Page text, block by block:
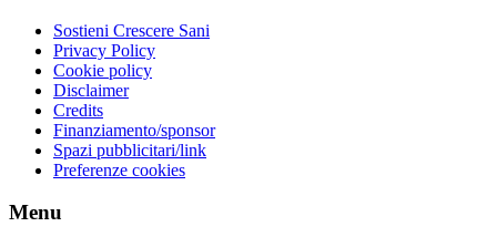
Sostieni Crescere Sani
Privacy Policy
Cookie policy
Disclaimer
Credits
Finanziamento/sponsor
Spazi pubblicitari/link
Preferenze cookies
Menu